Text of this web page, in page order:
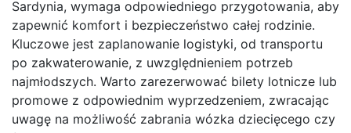
Sardynia, wymaga odpowiedniego przygotowania, aby
zapewnić komfort i bezpieczeństwo całej rodzinie.
Kluczowe jest zaplanowanie logistyki, od transportu
po zakwaterowanie, z uwzględnieniem potrzeb
najmłodszych. Warto zarezerwować bilety lotnicze lub
promowe z odpowiednim wyprzedzeniem, zwracając
uwagę na możliwość zabrania wózka dziecięcego czy